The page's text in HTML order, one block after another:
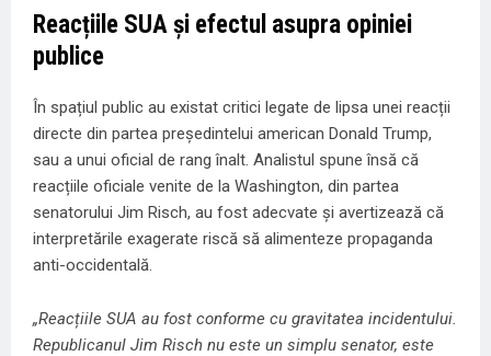
Reacțiile SUA și efectul asupra opiniei
publice
În spațiul public au existat critici legate de lipsa unei reacții
directe din partea președintelui american Donald Trump,
sau a unui oficial de rang înalt. Analistul spune însă că
reacțiile oficiale venite de la Washington, din partea
senatorului Jim Risch, au fost adecvate și avertizează că
interpretările exagerate riscă să alimenteze propaganda
anti-occidentală.
„Reacțiile SUA au fost conforme cu gravitatea incidentului.
Republicanul Jim Risch nu este un simplu senator, este